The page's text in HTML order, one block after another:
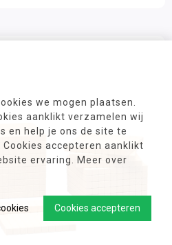
we mogen plaatsen.
aanklikt verzamelen wij
en help je ons de site te
accepteren aanklikt
ervaring. Meer over
Cookies accepteren